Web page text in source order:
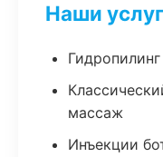
Наши
массаж
Инъекции